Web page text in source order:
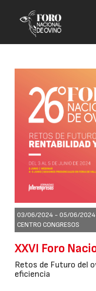
03/06/2024 - 05/06/
CENTRO CONGRESOS
XXVI Foro
Retos de Futuro del
eficiencia